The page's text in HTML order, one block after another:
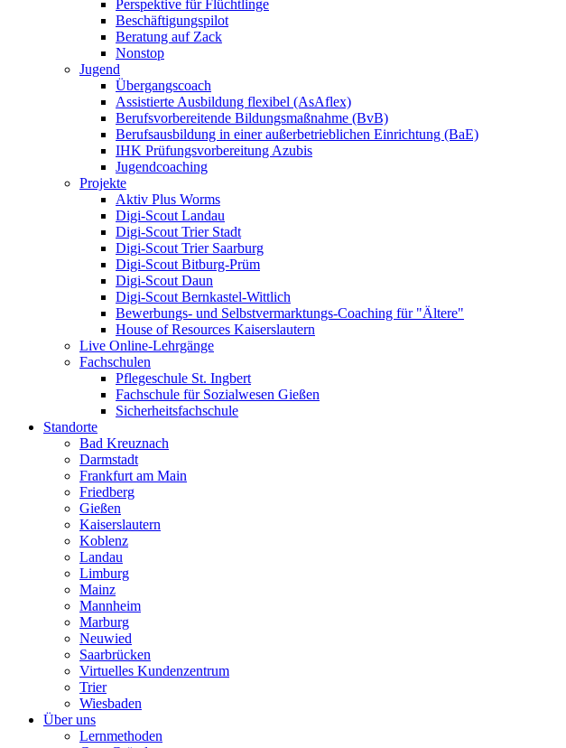
Perspektive für Flüchtlinge
Beschäftigungspilot
Beratung auf Zack
Nonstop
Jugend
Übergangscoach
Assistierte Ausbildung flexibel (AsAflex)
Berufsvorbereitende Bildungsmaßnahme (BvB)
Berufsausbildung in einer außerbetrieblichen Einrichtung (BaE)
IHK Prüfungsvorbereitung Azubis
Jugendcoaching
Projekte
Aktiv Plus Worms
Digi-Scout Landau
Digi-Scout Trier Stadt
Digi-Scout Trier Saarburg
Digi-Scout Bitburg-Prüm
Digi-Scout Daun
Digi-Scout Bernkastel-Wittlich
Bewerbungs- und Selbstvermarktungs-Coaching für "Ältere"
House of Resources Kaiserslautern
Live Online-Lehrgänge
Fachschulen
Pflegeschule St. Ingbert
Fachschule für Sozialwesen Gießen
Sicherheitsfachschule
Standorte
Bad Kreuznach
Darmstadt
Frankfurt am Main
Friedberg
Gießen
Kaiserslautern
Koblenz
Landau
Limburg
Mainz
Mannheim
Marburg
Neuwied
Saarbrücken
Virtuelles Kundenzentrum
Trier
Wiesbaden
Über uns
Lernmethoden